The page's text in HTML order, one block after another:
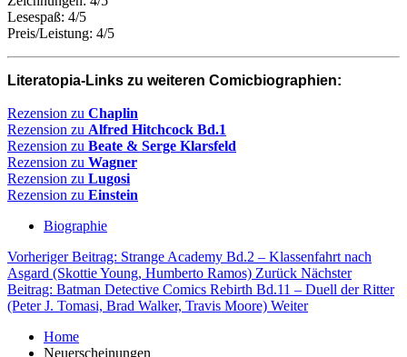
Lesespaß: 4/5
Preis/Leistung: 4/5
Literatopia-Links zu weiteren Comicbiographien:
Rezension zu Chaplin
Rezension zu Alfred Hitchcock Bd.1
Rezension zu Beate & Serge Klarsfeld
Rezension zu Wagner
Rezension zu Lugosi
Rezension zu Einstein
Biographie
Vorheriger Beitrag: Strange Academy Bd.2 – Klassenfahrt nach
Asgard (Skottie Young, Humberto Ramos) Zurück Nächster
Beitrag: Batman Detective Comics Rebirth Bd.11 – Duell der Ritter
(Peter J. Tomasi, Brad Walker, Travis Moore) Weiter
Home
Neuerscheinungen